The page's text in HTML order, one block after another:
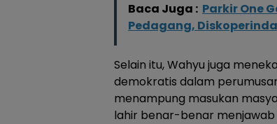
Baca Juga : Parkir One
Pedagang,
Selain itu, Wahyu juga
demokratis dalam
menampung masukan
lahir benar-benar menjawab